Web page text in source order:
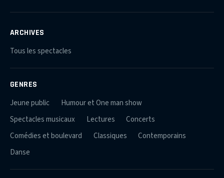
ARCHIVES
Tous les spectacles
GENRES
Jeune public
Humour et One man show
Spectacles musicaux
Lectures
Concerts
Comédies et boulevard
Classiques
Contemporains
Danse